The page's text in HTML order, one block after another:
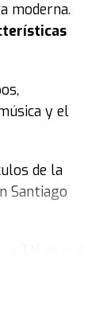
moderna.
y el
de la
Santiago
de cómo
se